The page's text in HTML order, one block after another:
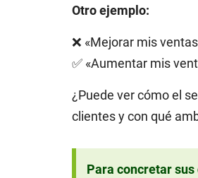
Otro ejemplo:
❌ «Mejorar mis
✅ «Aumentar mis
¿Puede ver cómo el
clientes y con qué
Para concretar